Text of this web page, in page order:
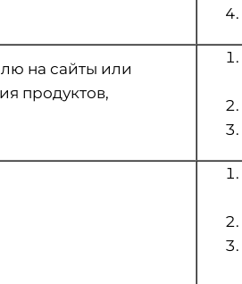
на сайты или
продуктов,